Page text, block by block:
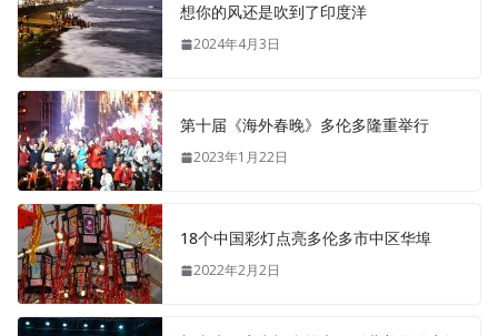
想你的风还是吹到了印度洋
2024年4月3日
第十届《海外春晚》多伦多隆重举行
2023年1月22日
18个中国彩灯点亮多伦多市中区华埠
2022年2月2日